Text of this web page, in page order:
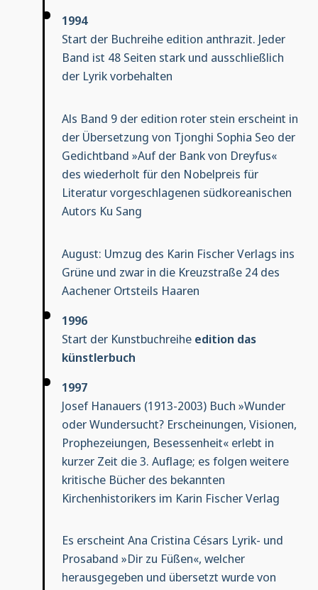
1994
Start der Buchreihe edition anthrazit. Jeder
Band ist 48 Seiten stark und ausschließlich
der Lyrik vorbehalten
Als Band 9 der edition roter stein erscheint in
der Übersetzung von Tjonghi Sophia Seo der
Gedichtband »Auf der Bank von Dreyfus«
des wiederholt für den Nobelpreis für
Literatur vorgeschlagenen südkoreanischen
Autors Ku Sang
August: Umzug des Karin Fischer Verlags ins
Grüne und zwar in die Kreuzstraße 24 des
Aachener Ortsteils Haaren
1996
Start der Kunstbuchreihe edition das
künstlerbuch
1997
Josef Hanauers (1913-2003) Buch »Wunder
oder Wundersucht? Erscheinungen, Visionen,
Prophezeiungen, Besessenheit« erlebt in
kurzer Zeit die 3. Auflage; es folgen weitere
kritische Bücher des bekannten
Kirchenhistorikers im Karin Fischer Verlag
Es erscheint Ana Cristina Césars Lyrik- und
Prosaband »Dir zu Füßen«, welcher
herausgegeben und übersetzt wurde von